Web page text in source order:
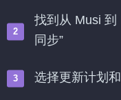
找到从 Musi 到
同步”
选择更新计划